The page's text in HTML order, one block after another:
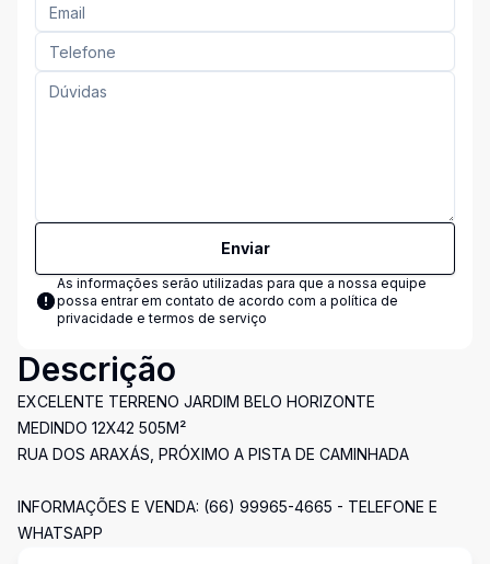
Enviar
As informações serão utilizadas para que a nossa equipe
possa entrar em contato de acordo com a política de
privacidade e termos de serviço
Descrição
EXCELENTE TERRENO JARDIM BELO HORIZONTE
MEDINDO 12X42 505M²
RUA DOS ARAXÁS, PRÓXIMO A PISTA DE CAMINHADA
INFORMAÇÕES E VENDA: (66) 99965-4665 - TELEFONE E
WHATSAPP